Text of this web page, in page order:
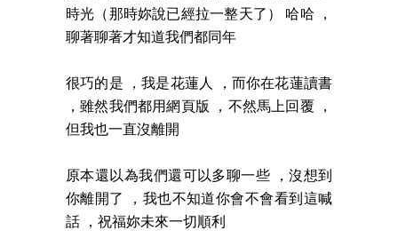
時光（那時妳說已經拉一整天了） 哈哈 ，
聊著聊著才知道我們都同年
很巧的是 ，我是花蓮人 ，而你在花蓮讀書
，雖然我們都用網頁版 ，不然馬上回覆 ，
但我也一直沒離開
原本還以為我們還可以多聊一些 ，沒想到
你離開了 ，我也不知道你會不會看到這喊
話 ，祝福妳未來一切順利